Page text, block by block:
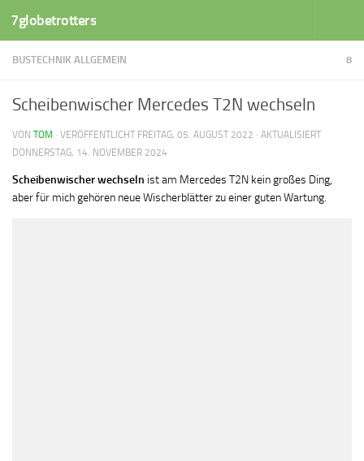
Zum Inhalt springen
7globetrotters
BUSTECHNIK ALLGEMEIN 8
Scheibenwischer Mercedes T2N wechseln
VON TOM · VERÖFFENTLICHT FREITAG, 05. AUGUST 2022 · AKTUALISIERT
DONNERSTAG, 14. NOVEMBER 2024
Scheibenwischer wechseln ist am Mercedes T2N kein großes Ding,
aber für mich gehören neue Wischerblätter zu einer guten Wartung.